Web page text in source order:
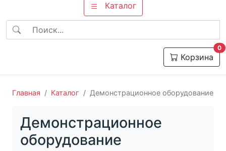
Каталог
Корзина
0
Главная Каталог Демонстрационное оборудование
Демонстрационное
оборудование